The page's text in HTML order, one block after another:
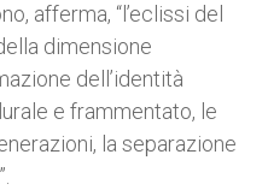
afferma, “l’eclissi del
dimensione
dell’identità
e frammentato, le
la separazione